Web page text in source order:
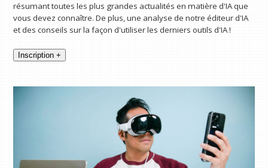
résumant toutes les plus grandes actualités en matière d'IA que
vous devez connaître. De plus, une analyse de notre éditeur d'IA
et des conseils sur la façon d'utiliser les derniers outils d'IA !
Inscription +